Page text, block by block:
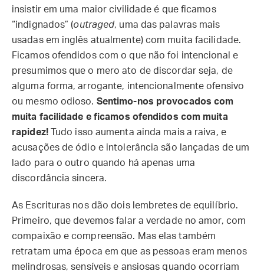
insistir em uma maior civilidade é que ficamos
“indignados” (outraged, uma das palavras mais
usadas em inglês atualmente) com muita facilidade.
Ficamos ofendidos com o que não foi intencional e
presumimos que o mero ato de discordar seja, de
alguma forma, arrogante, intencionalmente ofensivo
ou mesmo odioso. Sentimo-nos provocados com
muita facilidade e ficamos ofendidos com muita
rapidez!Tudo isso aumenta ainda mais a raiva, e
acusações de ódio e intolerância são lançadas de um
lado para o outro quando há apenas uma
discordância sincera.
As Escrituras nos dão dois lembretes de equilíbrio.
Primeiro, que devemos falar a verdade no amor, com
compaixão e compreensão. Mas elas também
retratam uma época em que as pessoas eram menos
melindrosas, sensíveis e ansiosas quando ocorriam